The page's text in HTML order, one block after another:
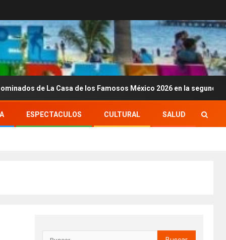
Casa de los Famosos México 2026 en la segunda semana
ESPECTACULOS CULTURAL SALUD